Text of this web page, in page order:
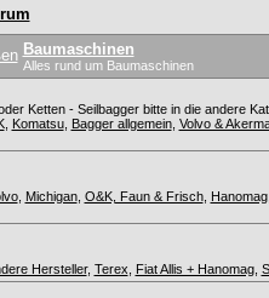
Baumaschinen
Alles rund um Baumaschinen
Ketten - Seilbagger bitte in die andere
, Komatsu, Bagger allgemein, Volvo &
, Michigan, O&K, Faun & Frisch, Hanomag,
Hersteller, Terex Fiat Allis + Hanomag,